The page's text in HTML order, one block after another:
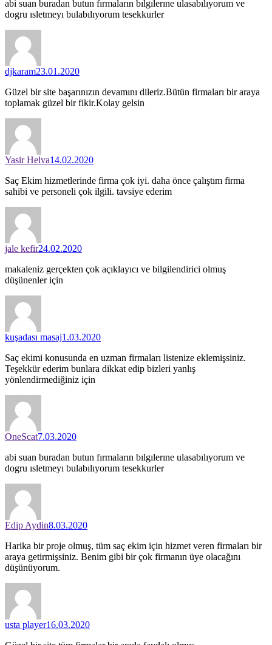
abi suan buradan butun fırmaların bılgılerıne ulasabılıyorum ve
dogru ısletmeyı bulabılıyorum tesekkurler
djkaram23.01.2020
Güzel bir site başarınızın devamını dileriz.Bütün firmaları bir araya
toplamak güzel bir fikir.Kolay gelsin
Yasir Helva14.02.2020
Saç Ekim hizmetlerinde firma çok iyi. daha önce çalıştım firma
sahibi ve personeli çok ilgili. tavsiye ederim
jale kefir24.02.2020
makaleniz gerçekten çok açıklayıcı ve bilgilendirici olmuş
düşünenler için
kuşadası masaj1.03.2020
Saç ekimi konusunda en uzman firmaları listenize eklemişsiniz.
Teşekkür ederim bunlara dikkat edip bizleri yanlış
yönlendirmediğiniz için
OneScat7.03.2020
abi suan buradan butun fırmaların bılgılerıne ulasabılıyorum ve
dogru ısletmeyı bulabılıyorum tesekkurler
Edip Aydin8.03.2020
Harika bir proje olmuş, tüm saç ekim için hizmet veren firmaları bir
araya getirmişsiniz. Benim gibi bir çok firmanın üye olacağını
düşünüyorum.
usta player16.03.2020